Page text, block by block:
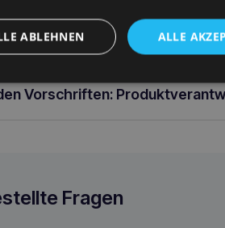
Vorschriften:
Fragen
ALLE
ABLEHNEN